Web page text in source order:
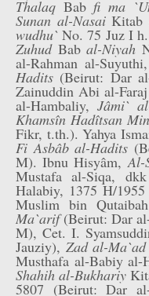
Thalaq Bab fi ma
Sunan al-NasaiKitab
wudhu` No. 75 Juz I
ZuhudBabal-Niyah
al-Rahman al-
Hadits (Beirut: Dar
Zainuddin Abi al-
al-Hambaliy, Jâmi`
Khamsîn Hadîtsan
Fikr, t.th.). Yahya
Fi Asbâb al-Hadits
M). Ibnu Hisyâm,Al-
Mustafa al-Siqa,
Halabiy, 1375 H/
Muslim bin
Ma`arif(Beirut: Dar
M), Cet. I.
Jauziy), Zad al-
Musthafa al-Babiy
Shahih al-Bukhariy
5807 (Beirut: Dar